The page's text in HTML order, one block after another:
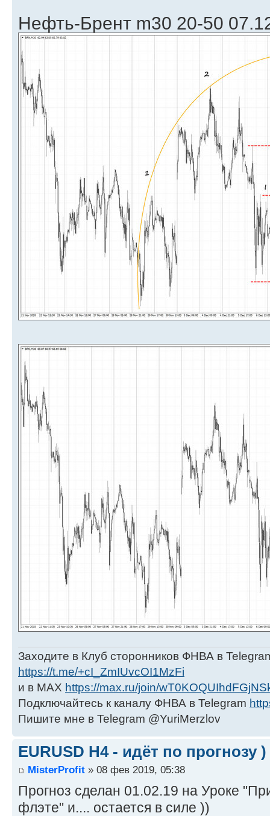
Нефть-Брент m30 20-50
Заходите в Клуб сторонников ФНВА в
https://t.me/+cI_ZmIUvcOI1MzFi
и в МАХ https://max.ru/join/
Подключайтесь к каналу ФНВА в Telegram
Пишите мне в Telegram @YuriMerzlov
EURUSD Н4 - идёт по прогнозу )
MisterProfit » 08 фев 2019, 05:38
Прогноз сделан 01.02.19 на Уроке
флэте" и.... остается в силе ))